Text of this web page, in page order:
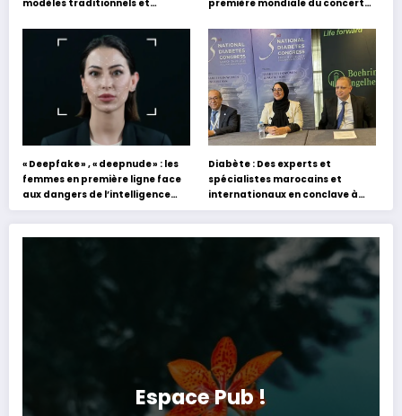
modèles traditionnels et
s’appuyant sur le partage des
expériences »
première mondiale du concert
« Deepfake » , « deepnude » : les
femmes en première ligne face
aux dangers de l’intelligence
artificielle
Diabète : Des experts et
spécialistes marocains et
internationaux en conclave à
Tanger
Espace Pub !